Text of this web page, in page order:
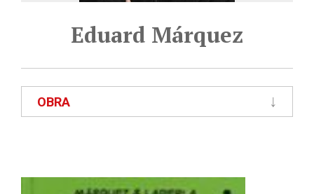
Eduard Márquez
OBRA